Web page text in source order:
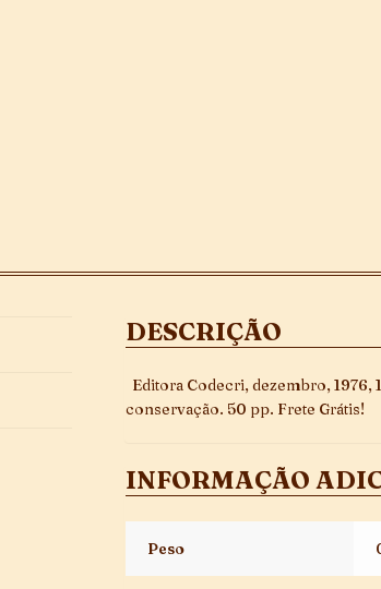
DESCRIÇÃO
Editora Codecri, dezembro, 1976,
conservação. 50 pp. Frete Grátis!
INFORMAÇÃO
Peso